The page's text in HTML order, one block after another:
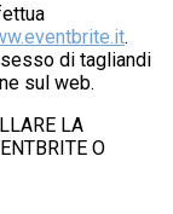
.
di tagliandi
sul web.
LA
O